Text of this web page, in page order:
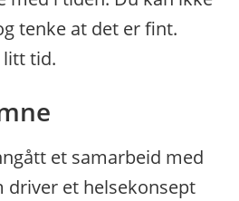
tenke at det er fint.
tid.
et samarbeid med
driver et helsekonsept